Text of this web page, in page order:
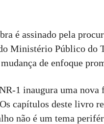
é assinado pela
Ministério Público do
de enfoque
1 inaugura uma
capítulos deste livro
não é um tema